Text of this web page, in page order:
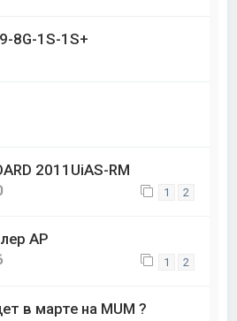
8G-1S-1S+
2011UiAS-RM
1 2
AP
1 2
в марте на MUM ?